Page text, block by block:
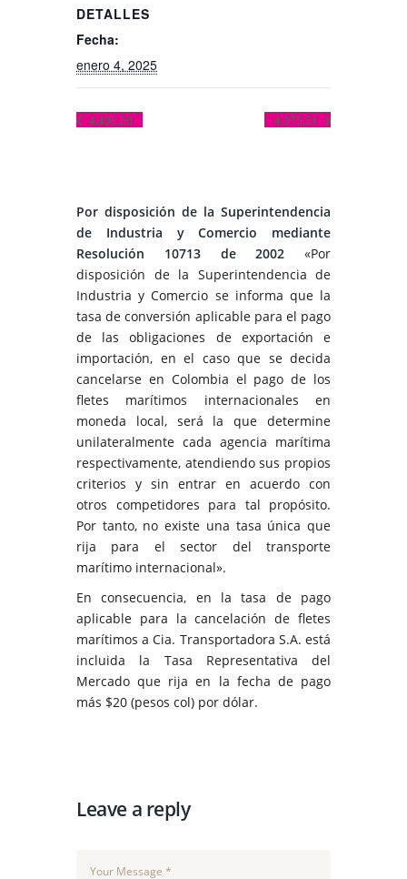
DETALLES
Fecha:
enero 4, 2025
4.430,50 4.375,51
Por disposición de la Superintendencia
de Industria y Comercio mediante
Resolución 10713 de 2002 «Por
disposición de la Superintendencia de
Industria y Comercio se informa que la
tasa de conversión aplicable para el pago
de las obligaciones de exportación e
importación, en el caso que se decida
cancelarse en Colombia el pago de los
fletes marítimos internacionales en
moneda local, será la que determine
unilateralmente cada agencia marítima
respectivamente, atendiendo sus propios
criterios y sin entrar en acuerdo con
otros competidores para tal propósito.
Por tanto, no existe una tasa única que
rija para el sector del transporte
marítimo internacional».
En consecuencia, en la tasa de pago
aplicable para la cancelación de fletes
marítimos a Cia. Transportadora S.A. está
incluida la Tasa Representativa del
Mercado que rija en la fecha de pago
más $20 (pesos col) por dólar.
Leave a reply